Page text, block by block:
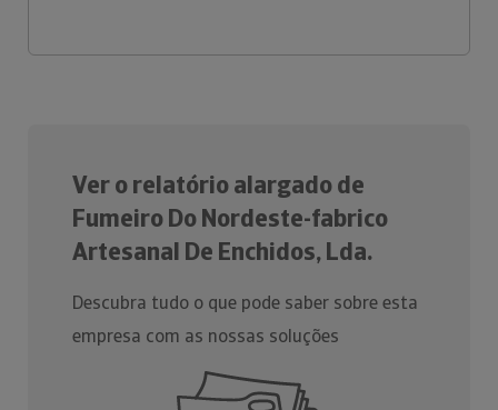
Ver o relatório alargado de
Fumeiro Do Nordeste-fabrico
Artesanal De Enchidos, Lda.
Descubra tudo o que pode saber sobre esta
empresa com as nossas soluções